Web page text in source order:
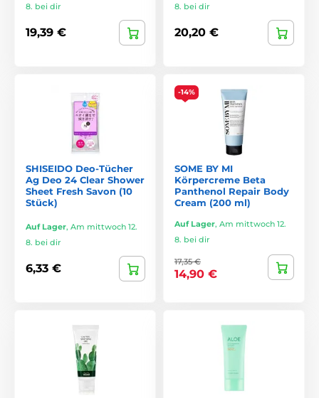
8. bei dir
19,39 €
8. bei dir
20,20 €
SHISEIDO Deo-Tücher
Ag Deo 24 Clear Shower
Sheet Fresh Savon (10
Stück)
Auf Lager, Am mittwoch 12.
8. bei dir
6,33 €
-14%
SOME BY MI
Körpercreme Beta
Panthenol Repair Body
Cream (200 ml)
Auf Lager, Am mittwoch 12.
8. bei dir
17,35 €
14,90 €